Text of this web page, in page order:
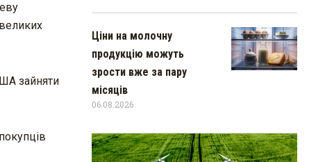
зайняти
Ціни на молочну
продукцію можуть
зрости вже за пару
місяців
06.08.2026